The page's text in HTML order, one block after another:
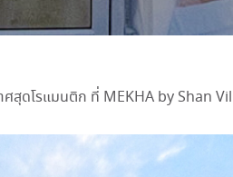
ศสุดโรแมนติก ที่ MEKHA by Shan